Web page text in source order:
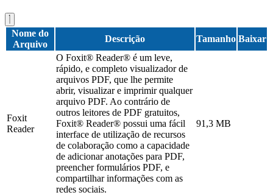
Nome do
Arquivo
Descrição Tamanho Baixar
Foxit
Reader
O Foxit® Reader® é um leve,
rápido, e completo visualizador de
arquivos PDF, que lhe permite
abrir, visualizar e imprimir qualquer
arquivo PDF. Ao contrário de
outros leitores de PDF gratuitos,
Foxit® Reader® possui uma fácil
interface de utilização de recursos
de colaboração como a capacidade
de adicionar anotações para PDF,
preencher formulários PDF, e
compartilhar informações com as
redes sociais.
91,3 MB